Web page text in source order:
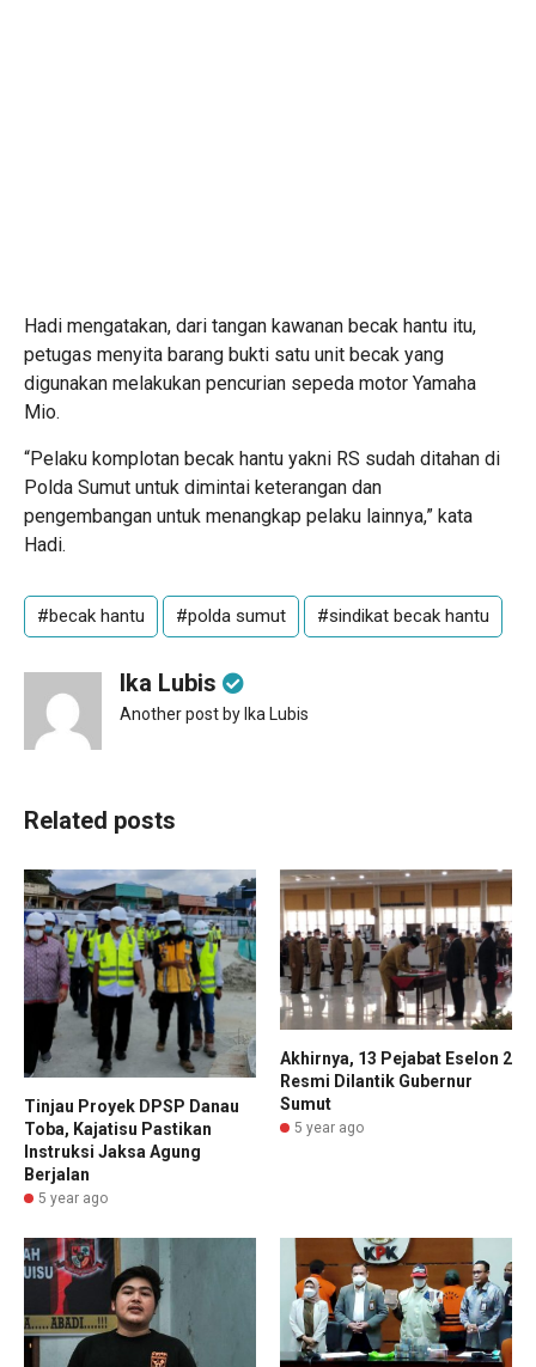
Hadi mengatakan, dari tangan kawanan becak hantu itu,
petugas menyita barang bukti satu unit becak yang
digunakan melakukan pencurian sepeda motor Yamaha
Mio.
“Pelaku komplotan becak hantu yakni RS sudah ditahan di
Polda Sumut untuk dimintai keterangan dan
pengembangan untuk menangkap pelaku lainnya,” kata
Hadi.
#becak hantu #polda sumut #sindikat becak hantu
Ika Lubis
Another post by Ika Lubis
Related posts
Tinjau Proyek DPSP Danau
Toba, Kajatisu Pastikan
Instruksi Jaksa Agung
Berjalan
5 year ago
Akhirnya, 13 Pejabat Eselon 2
Resmi Dilantik Gubernur
Sumut
5 year ago